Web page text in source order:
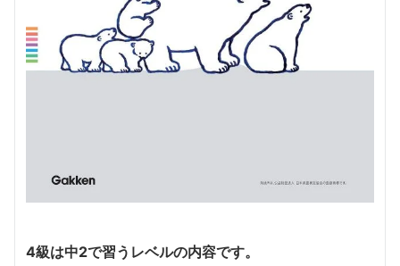
4級は中2で習うレベルの内容です。